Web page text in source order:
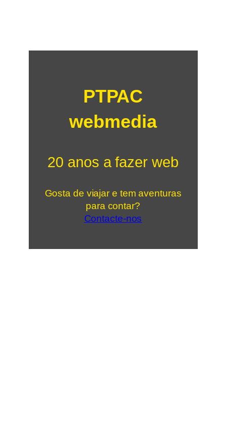
PTPAC
webmedia
20 anos a fazer web
Gosta de viajar e tem aventuras
para contar?
Contacte-nos